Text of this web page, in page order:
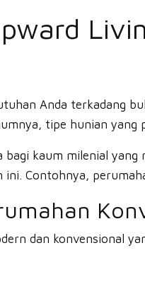
Anda terkadang
tipe hunian yang
kaum milenial
Contohnya,
dan konvensional